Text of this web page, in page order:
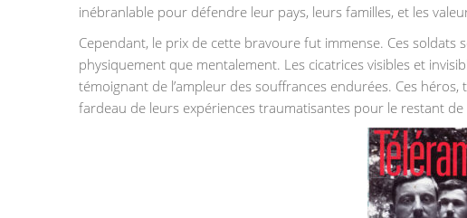
inébranlable pour défendre leur pays, leurs familles, et les
Cependant, le prix de cette bravoure fut immense. Ces
physiquement que mentalement. Les cicatrices visibles et
témoignant de l’ampleur des souffrances endurées. Ces
fardeau de leurs expériences traumatisantes pour le restant de